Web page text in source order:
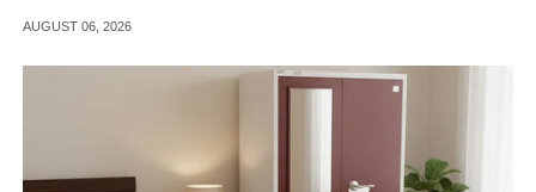
AUGUST 06, 2026